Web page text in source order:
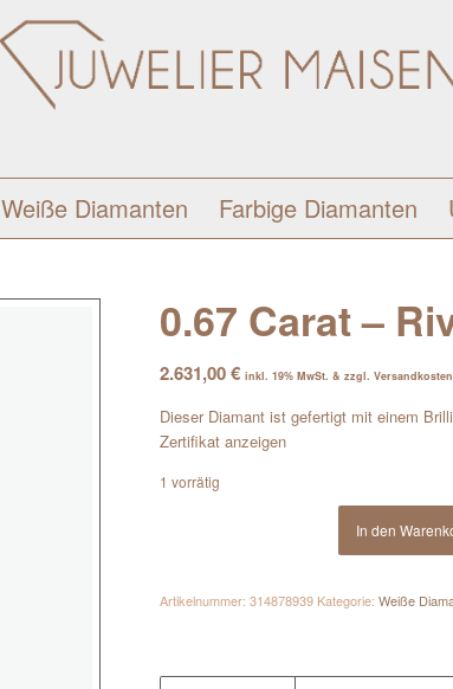
Weiße Diamanten Farbige Diamanten
0.67 Carat –
2.631,00€ inkl. 19% MwSt. & zzgl. Versandkosten
Dieser Diamant ist gefertigt mit einem
Zertifikat anzeigen
1 vorrätig
In den
Artikelnummer:314878939 Kategorie:Weiße